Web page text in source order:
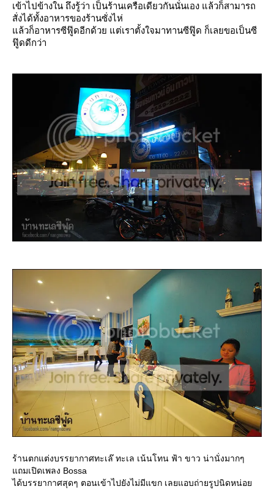
เข้าไปข้างใน ถึงรู้ว่า เป็นร้านเครือเดียวกันนั่นเอง แล้วก็สามารถ
สั่งได้ทั้งอาหารของร้านซั่งไห่
ล้วก็อาหารซีฟู๊ดอีกด้วย แต่เราตั้งใจมาทานซีฟู๊ด ก็เลยขอเป็นซี
ฟู๊ดดีกว่า
ร้านตกแต่งบรรยากาศทะเล๊ ทะเล เน้นโทน ฟ้า ขาว น่านั่งมากๆ
ถมเปิดเพลง Bossa
ได้บรรยากาศสุดๆ ตอนเข้าไปยังไม่มีแขก เลยแอบถ่ายรูปนิดหน่อ